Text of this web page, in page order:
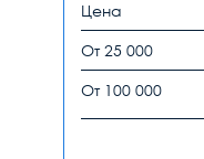
Цена
От 25 000
От 100 000